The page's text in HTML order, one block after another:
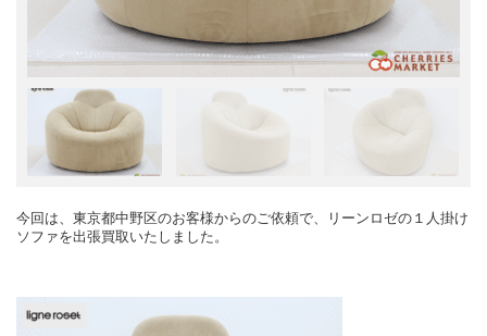
今回は、東京都中野区のお客様からのご依頼で、リーンロゼの１人掛け
ソファを出張買取いたしました。